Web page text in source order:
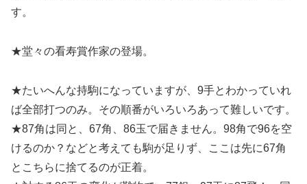
す。
★堂々の看寿賞作家の登場。
★たいへんな持駒になっていますが、9手とわかっていれ
ば全部打つのみ。その順番がいろいろあって難しいです。
★87角は同と、67角、86玉で届きません。98角で96を空
けるのか？などと考えても駒が足りず、ここは先に67角
とこちらに捨てるのが正着。